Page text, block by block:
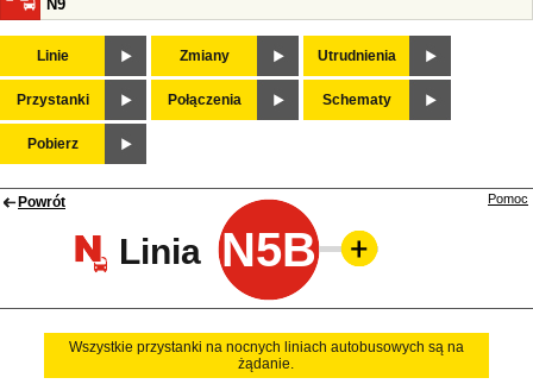
N9
Linie Zmiany Utrudnienia
Przystanki Połączenia Schematy
Pobierz
Powrót
Linia N5B
Pomoc
Wszystkie przystanki na nocnych liniach autobusowych są na
żądanie.